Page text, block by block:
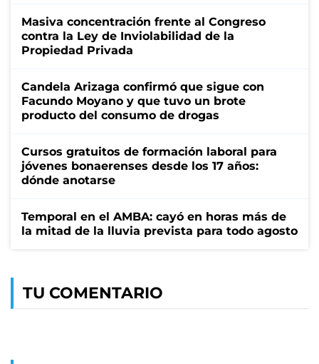
Masiva concentración frente al Congreso
contra la Ley de Inviolabilidad de la
Propiedad Privada
Candela Arizaga confirmó que sigue con
Facundo Moyano y que tuvo un brote
producto del consumo de drogas
Cursos gratuitos de formación laboral para
jóvenes bonaerenses desde los 17 años:
dónde anotarse
Temporal en el AMBA: cayó en horas más de
la mitad de la lluvia prevista para todo agosto
TU COMENTARIO